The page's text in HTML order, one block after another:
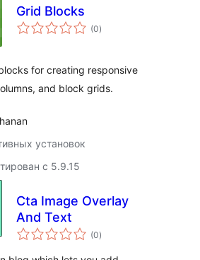
Grid Blocks
(0общий
рейтинг
)
for creating responsive
and block grids.
установок
с 5.9.15
Cta Image Overlay
And Text
(0общий
рейтинг
)